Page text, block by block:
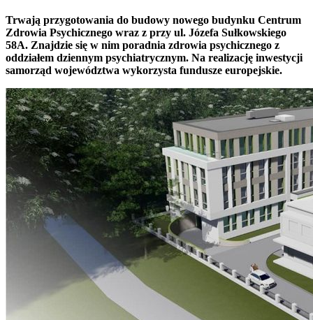
Trwają przygotowania do budowy nowego budynku Centrum
Zdrowia Psychicznego wraz z przy ul. Józefa Sułkowskiego
58A. Znajdzie się w nim poradnia zdrowia psychicznego z
oddziałem dziennym psychiatrycznym. Na realizację inwestycji
samorząd województwa wykorzysta fundusze europejskie.